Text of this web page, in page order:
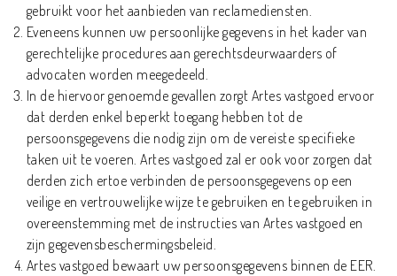
gebruikt voor het aanbieden van reclamediensten.
Eveneens kunnen uw persoonlijke gegevens in het kader van
gerechtelijke procedures aan gerechtsdeurwaarders of
advocaten worden meegedeeld.
In de hiervoor genoemde gevallen zorgt Artes vastgoed ervoor
dat derden enkel beperkt toegang hebben tot de
persoonsgegevens die nodig zijn om de vereiste specifieke
taken uit te voeren. Artes vastgoed zal er ook voor zorgen dat
derden zich ertoe verbinden de persoonsgegevens op een
veilige en vertrouwelijke wijze te gebruiken en te gebruiken in
overeenstemming met de instructies van Artes vastgoed en
zijn gegevensbeschermingsbeleid.
Artes vastgoed bewaart uw persoonsgegevens binnen de EER.